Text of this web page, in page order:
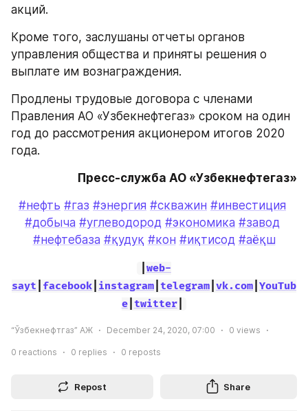
акций.
Кроме того, заслушаны отчеты органов
управления общества и приняты решения о
выплате им вознаграждения.
Продлены трудовые договора с членами
Правления АО «Узбекнефтегаз» сроком на один
год до рассмотрения акционером итогов 2020
года.
Пресс-служба АО «Узбекнефтегаз»
#нефть #газ #энергия #скважин #инвестиция
#добыча #углеводород #экономика #завод
#нефтебаза #қудуқ #кон #иқтисод #аёқш
web-
sayt facebook instagram telegram vk.com YouTub
e| twitter|
“Ўзбекнефтгаз” АЖ December 24, 2020, 07:00 0 views
0 reactions 0 replies 0 reposts
Repost Share